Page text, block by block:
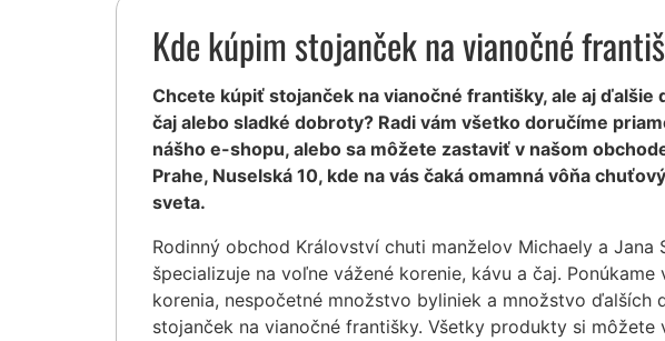
Kde kúpim stojanček na vianočné
Chcete kúpiť stojanček na vianočné františky, ale aj ďalšie
čaj alebo sladké dobroty? Radi vám všetko doručíme
nášho e-shopu, alebo sa môžete zastaviť v našom
Prahe, Nuselská 10, kde na vás čaká omamná vôňa
sveta.
Rodinný obchod Království chuti manželov Michaely a Jana
špecializuje na voľne vážené korenie, kávu a čaj.
korenia, nespočetné množstvo byliniek a množstvo ďalších
stojanček na vianočné františky. Všetky produkty si môžete